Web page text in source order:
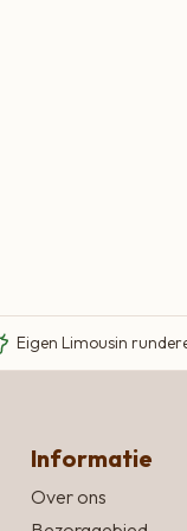
Eigen Limousin
Informatie
Over ons